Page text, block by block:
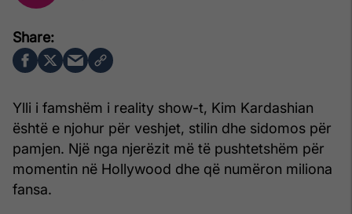
Ylli i famshëm i reality show-t, Kim Kardashian
është e njohur për veshjet, stilin dhe sidomos për
pamjen. Një nga njerëzit më të pushtetshëm për
momentin në Hollywood dhe që numëron miliona
fansa.